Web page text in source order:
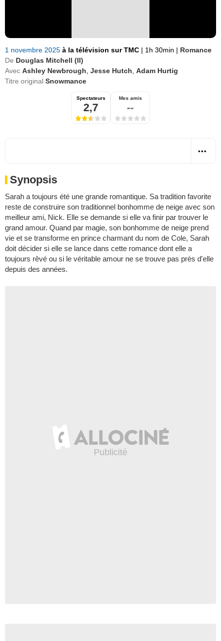
1 novembre 2025 à la télévision sur TMC | 1h 30min | Romance
De Douglas Mitchell (II)
Avec Ashley Newbrough Jesse Hutch Adam Hurtig
Titre original Snowmance
Spectateurs
2,7
Mes amis
--
Synopsis
Sarah a toujours été une grande romantique. Sa tradition favorite
reste de construire son traditionnel bonhomme de neige avec son
meilleur ami, Nick. Elle se demande si elle va finir par trouver le
grand amour. Quand par magie, son bonhomme de neige prend
vie et se transforme en prince charmant du nom de Cole, Sarah
doit décider si elle se lance dans cette romance dont elle a
toujours rêvé ou si le véritable amour ne se trouve pas près d'elle
depuis des années.